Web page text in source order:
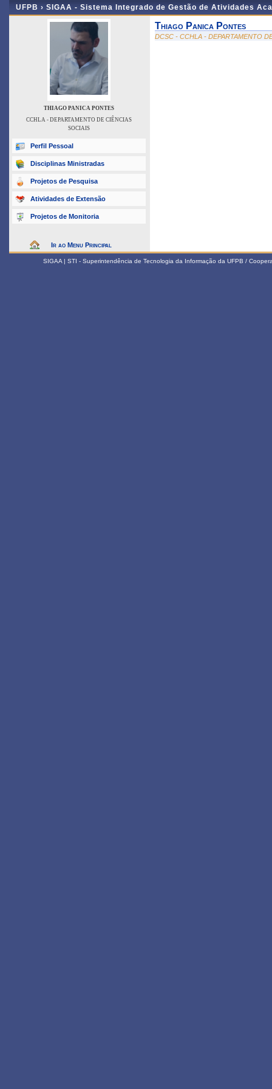
UFPB › SIGAA - Sistema Integrado de Gestão de Atividades
THIAGO PANICA PONTES
CCHLA - DEPARTAMENTO DE CIÊNCIAS
SOCIAIS
Perfil Pessoal
Disciplinas Ministradas
Projetos de Pesquisa
Atividades de Extensão
Projetos de Monitoria
Ir ao Menu Principal
Thiago Panica Pontes
DCSC - CCHLA - DEPARTAMENTO
SIGAA | STI - Superintendência de Tecnologia da Informação da UFPB /